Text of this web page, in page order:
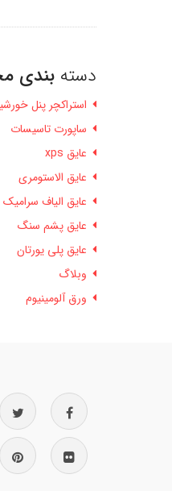
دسته بندی
استراکچر پنل
ساپورت تاسیسات
عایق xps
عایق الاستومری
عایق الیاف سرامیک
عایق پشم سنگ
عایق پلی یورتان
وبلاگ
ورق آلومینیوم